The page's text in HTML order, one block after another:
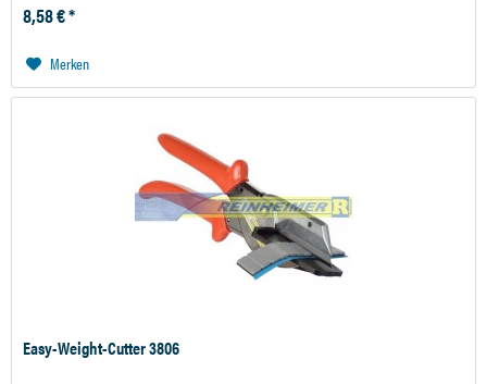
8,58 € *
Merken
Easy-Weight-Cutter 3806